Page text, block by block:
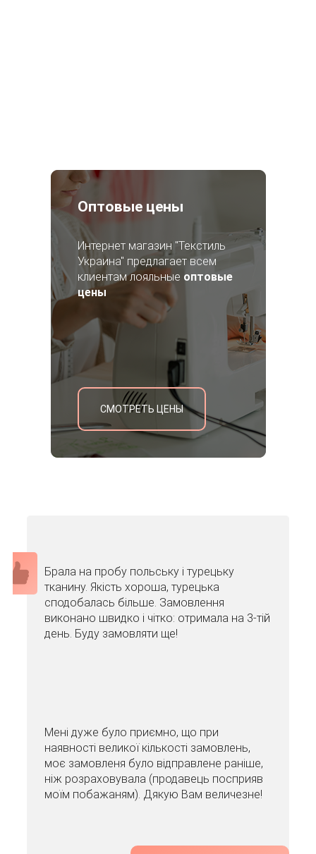
Оптовые цены
Интернет магазин "Текстиль
Украина" предлагает всем
клиентам лояльные оптовые
цены
СМОТРЕТЬ ЦЕНЫ
Брала на пробу польську і турецьку
тканину. Якість хороша, турецька
сподобалась більше. Замовлення
виконано швидко і чітко: отримала на 3-тій
день. Буду замовляти ще!
Мені дуже було приємно, що при
наявності великої кількості замовлень,
моє замовленя було відправлене раніше,
ніж розраховувала (продавець посприяв
моїм побажаням). Дякую Вам величезне!